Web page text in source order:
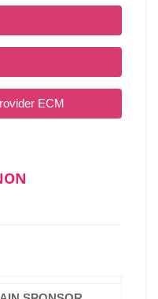
ECM